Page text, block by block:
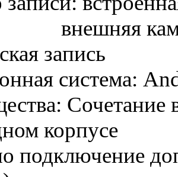
запись
система:
Cочетание
корпусе
подключение